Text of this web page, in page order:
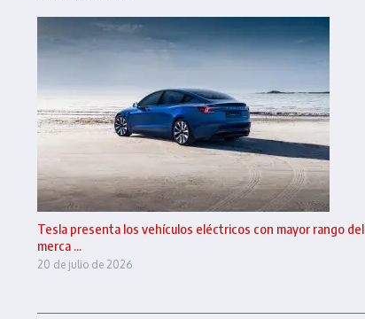
Tesla presenta los vehículos eléctricos con mayor rango del
merca ...
20 de julio de 2026